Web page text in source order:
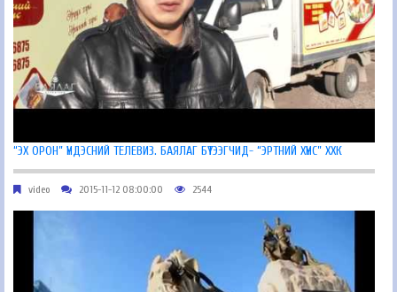
“ЭХ ОРОН” ҮНДЭСНИЙ ТЕЛЕВИЗ. БАЯЛАГ БҮТЭЭГЧИД- “ЭРТНИЙ ХҮНС” ХХК
video 2015-11-12 08:00:00 2544